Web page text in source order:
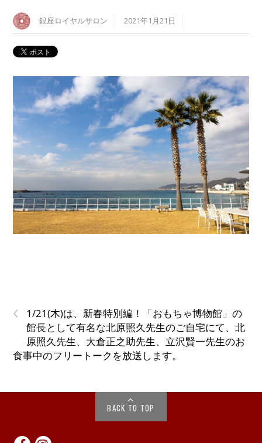
銀座ロイヤルサロン 2021年1月21日
‹
1/21(木)は、新春特別編！「おもちゃ博物館」の
館長として有名な北原照久先生のご自宅にて、北
原照久先生、大倉正之助先生、立沢賢一先生のお
食事中のフリートークを放送します。
BACK TO TOP